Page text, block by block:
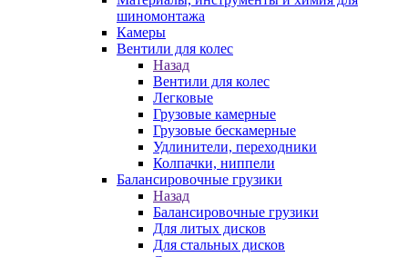
шиномонтажа
Камеры
Вентили для колес
Назад
Вентили для колес
Легковые
Грузовые камерные
Грузовые бескамерные
Удлинители, переходники
Колпачки, ниппели
Балансировочные грузики
Назад
Балансировочные грузики
Для литых дисков
Для стальных дисков